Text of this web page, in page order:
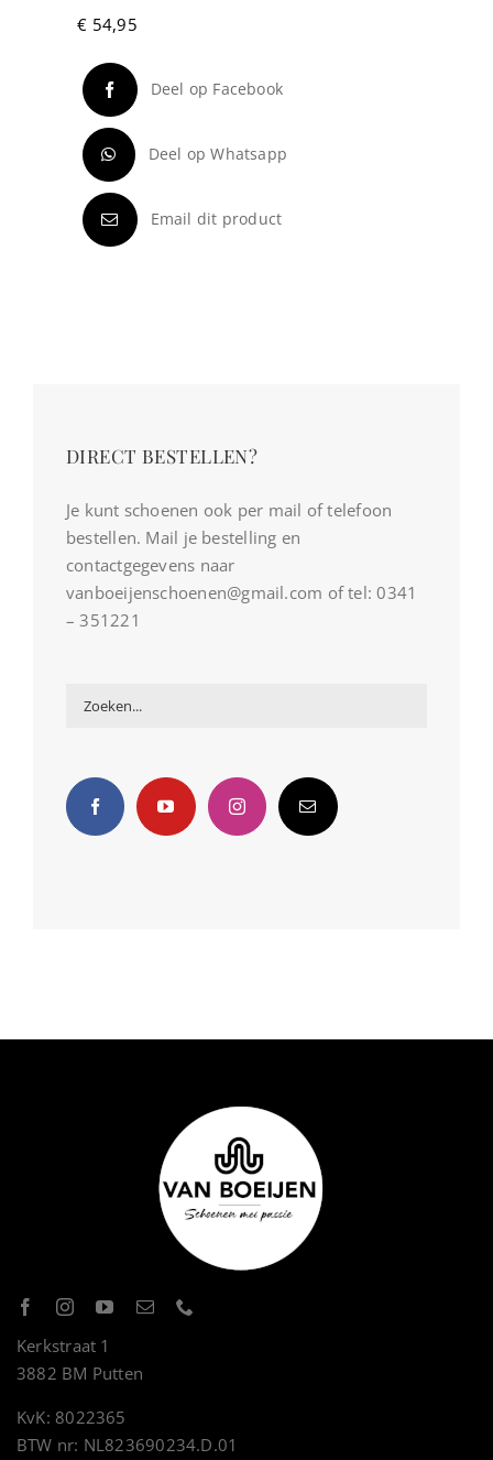
€ 54,95
Deel op Facebook
Deel op Whatsapp
Email dit product
DIRECT BESTELLEN?
Je kunt schoenen ook per mail of telefoon
bestellen. Mail je bestelling en
contactgegevens naar
vanboeijenschoenen@gmail.com of tel: 0341
– 351221
Kerkstraat 1
3882 BM Putten
KvK: 8022365
BTW nr: NL823690234.D.01